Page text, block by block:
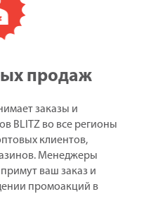
продаж
заказы и
BLITZ во все регионы
клиентов,
Менеджеры
ваш заказ и
промоакций в